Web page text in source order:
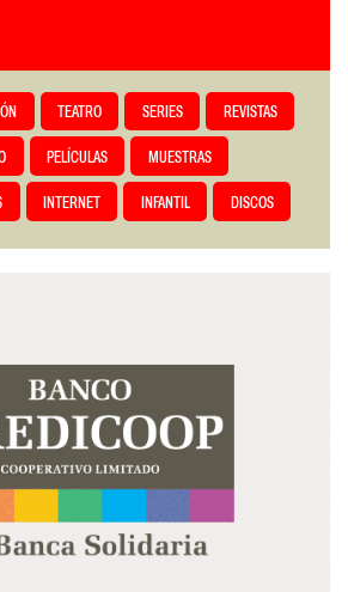
TEATRO SERIES REVISTAS
PELÍCULAS MUESTRAS
INTERNET INFANTIL DISCOS